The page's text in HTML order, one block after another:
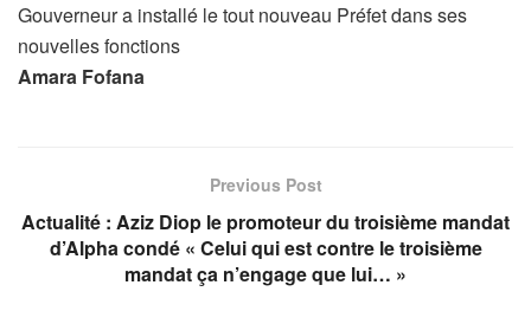
Gouverneur a installé le tout nouveau Préfet dans ses
nouvelles fonctions
Amara Fofana
Previous Post
Actualité : Aziz Diop le promoteur du troisième mandat
d’Alpha condé « Celui qui est contre le troisième
mandat ça n’engage que lui… »